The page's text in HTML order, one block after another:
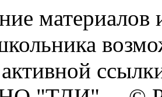
материалов